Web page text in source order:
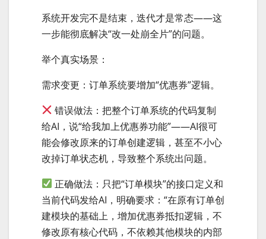
系统开发完不是结束，迭代才是常态——这
一步能彻底解决“改一处崩全片”的问题。
举个真实场景：
需求变更：订单系统要增加“优惠券”逻辑。
错误做法：把整个订单系统的代码复制
给AI，说“给我加上优惠券功能”——AI很可
能会修改原来的订单创建逻辑，甚至不小心
改掉订单状态机，导致整个系统出问题。
正确做法：只把“订单模块”的接口定义和
当前代码发给AI，明确要求：“在原有订单创
建模块的基础上，增加优惠券抵扣逻辑，不
修改原有核心代码，不依赖其他模块的内部